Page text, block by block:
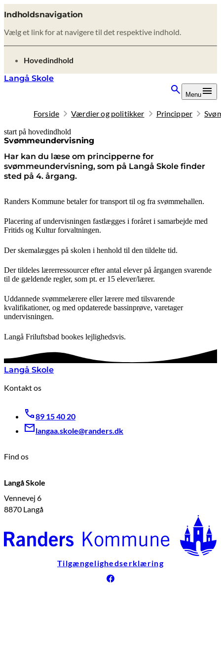
Indholdsnavigation
Vælg et link for at navigere til det respektive indhold.
gå til
Hovedindhold
Langå Skole
Menu
Forside Værdier og politikker Principper
start på hovedindhold
Svømmeundervisning
Har kan du læse om principperne for
svømmeundervisning, som på Langå Skole finder
sted på 4. årgang.
senest opdateret 9. februar 2026
Randers Kommune betaler for transport til og fra svømmehallen.
Placering af undervisningen fastlægges i foråret i samarbejde med
Fritids og Kultur forvaltningen.
Der skemalægges på skolen i henhold til den tildelte tid.
Der tildeles lærerressourcer efter antal elever på årgangen svarende
til de gældende regler, som pt. er 15 elever/lærer.
Uddannede svømmelærere eller lærere med tilsvarende
kvalifikationer, og med opdaterede bassinprøve, varetager
undervisningen.
Langå Friluftsbad bookes lejlighedsvis.
Langå Skole
Kontakt os
89 15 40 20
langaa.skole@randers.dk
Find os
Langå Skole
Vennevej 6
8870 Langå
Tilgængelighedserklæring